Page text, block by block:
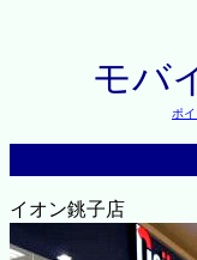
モバ
ポ
イオン銚子店